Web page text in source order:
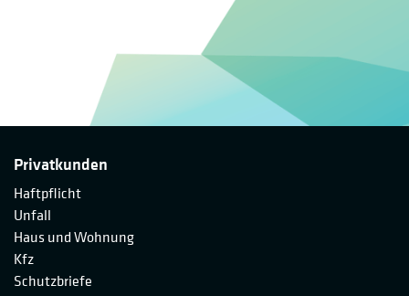
Privatkunden
Haftpflicht
Unfall
Haus und Wohnung
Kfz
Schutzbriefe